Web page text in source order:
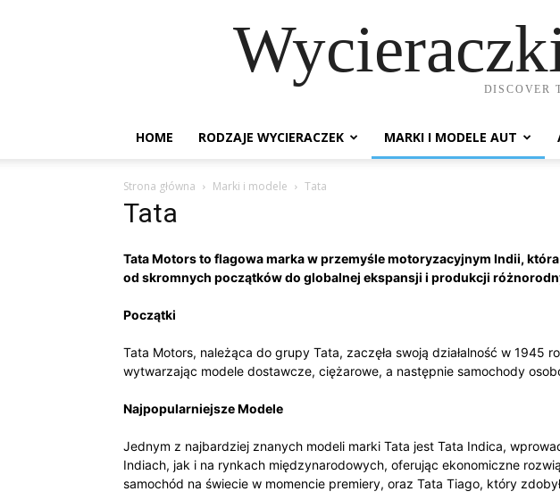
DISCOVER
HOME RODZAJE WYCIERACZEK MARKI I MODELE AUT
Strona główna Marki i modele Tata
Tata
Tata Motors to flagowa marka w przemyśle motoryzacyjnym Indii,
od skromnych początków do globalnej ekspansji i produkcji
Początki
Tata Motors, należąca do grupy Tata, zaczęła swoją działalność w
wytwarzając modele dostawcze, ciężarowe, a następnie samochody
Najpopularniejsze Modele
Jednym z najbardziej znanych modeli marki Tata jest Tata Indica,
Indiach, jak i na rynkach międzynarodowych, oferując ekonomiczne
samochód na świecie w momencie premiery, oraz Tata Tiago, który